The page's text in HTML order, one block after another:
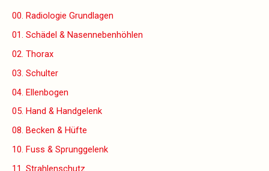
00. Radiologie Grundlagen
01. Schädel & Nasennebenhöhlen
02. Thorax
03. Schulter
04. Ellenbogen
05. Hand & Handgelenk
08. Becken & Hüfte
10. Fuss & Sprunggelenk
11. Strahlenschutz